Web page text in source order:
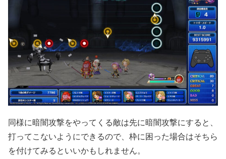
同様に暗闇攻撃をやってくる敵は先に暗闇攻撃にすると、
打ってこないようにできるので、枠に困った場合はそちら
を付けてみるといいかもしれません。